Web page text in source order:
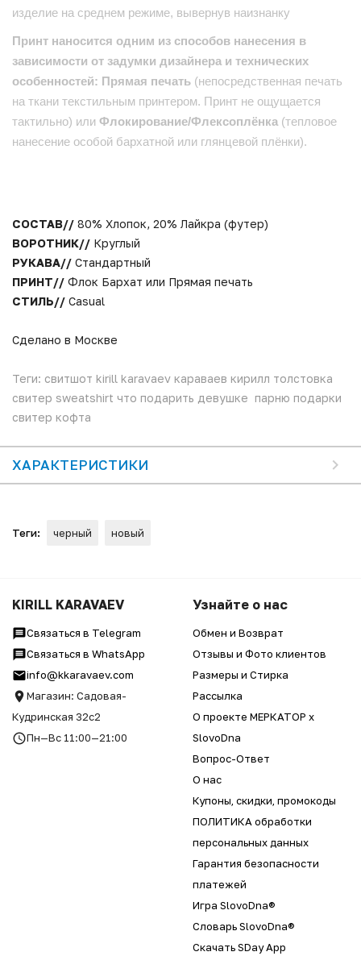
изделие на среднем режиме, вывернув наизнанку
Принт наносится одним из способов нанесения в
зависимости от задумки дизайнера и технических
особенностей: Прямая печать (непосредственная печать
на ткани текстильным принтером. Принт не ощущается
тактильно) или Флокирование/Флексоплёнка (тепловое
нанесение особой бархатной или глянцевой плёнки).
СОСТАВ// 80% Хлопок, 20% Лайкра (футер)
ВОРОТНИК// Круглый
РУКАВА// Стандартный
ПРИНТ// Флок Бархат или Прямая печать
СТИЛЬ// Casual
Сделано в Москве
Теги: свитшот kirill karavaev караваев кирилл толстовка
свитер sweatshirt что подарить девушке парню подарки
свитер кофта
ХАРАКТЕРИСТИКИ
Теги: черный новый
KIRILL KARAVAEV
Связаться в Telegram
Связаться в WhatsApp
info@kkaravaev.com
Магазин: Садовая-
Кудринская 32с2
Пн—Вс 11:00—21:00
Узнайте о нас
Обмен и Возврат
Отзывы и Фото клиентов
Размеры и Стирка
Рассылка
О проекте МЕРКАТОР x
SlovoDna
Вопрос-Ответ
О нас
Купоны, скидки, промокоды
ПОЛИТИКА обработки
персональных данных
Гарантия безопасности
платежей
Игра SlovoDna®
Словарь SlovoDna®
Скачать SDay App